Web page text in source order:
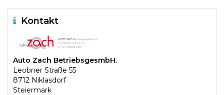
Kontakt
Auto Zach BetriebsgesmbH.
Leobner Straße 55
8712 Niklasdorf
Steiermark